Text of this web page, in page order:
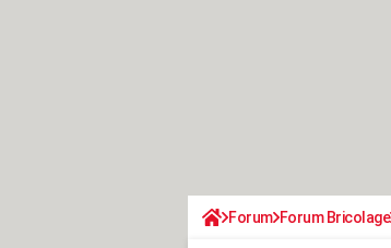
Forum Forum Bricolage